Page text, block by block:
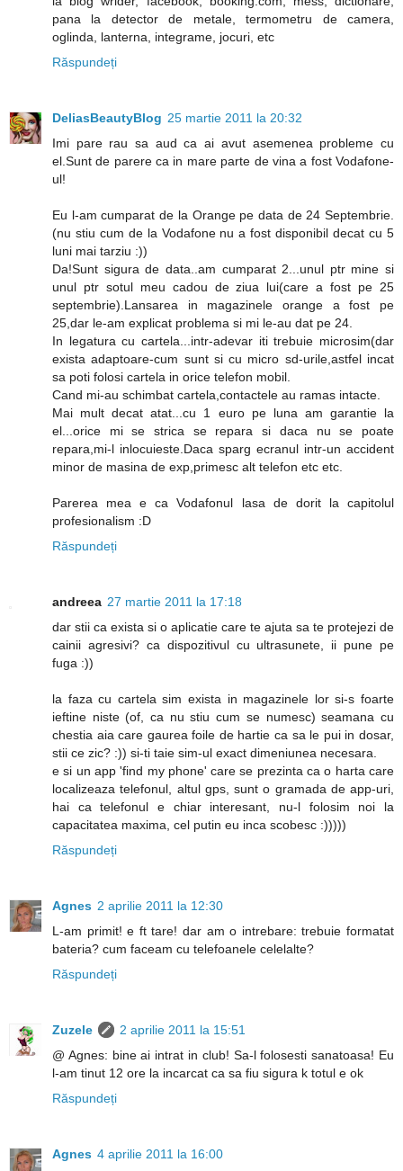
pana la detector de metale, termometru de camera,
oglinda, lanterna, integrame, jocuri, etc
Răspundeți
DeliasBeautyBlog 25 martie 2011 la 20:32
Imi pare rau sa aud ca ai avut asemenea probleme cu
el.Sunt de parere ca in mare parte de vina a fost Vodafone-
ul!
Eu l-am cumparat de la Orange pe data de 24 Septembrie.
(nu stiu cum de la Vodafone nu a fost disponibil decat cu 5
luni mai tarziu :))
Da!Sunt sigura de data..am cumparat 2...unul ptr mine si
unul ptr sotul meu cadou de ziua lui(care a fost pe 25
septembrie).Lansarea in magazinele orange a fost pe
25,dar le-am explicat problema si mi le-au dat pe 24.
In legatura cu cartela...intr-adevar iti trebuie microsim(dar
exista adaptoare-cum sunt si cu micro sd-urile,astfel incat
sa poti folosi cartela in orice telefon mobil.
Cand mi-au schimbat cartela,contactele au ramas intacte.
Mai mult decat atat...cu 1 euro pe luna am garantie la
el...orice mi se strica se repara si daca nu se poate
repara,mi-l inlocuieste.Daca sparg ecranul intr-un accident
minor de masina de exp,primesc alt telefon etc etc.
Parerea mea e ca Vodafonul lasa de dorit la capitolul
profesionalism :D
Răspundeți
andreea 27 martie 2011 la 17:18
dar stii ca exista si o aplicatie care te ajuta sa te protejezi de
cainii agresivi? ca dispozitivul cu ultrasunete, ii pune pe
fuga :))
la faza cu cartela sim exista in magazinele lor si-s foarte
ieftine niste (of, ca nu stiu cum se numesc) seamana cu
chestia aia care gaurea foile de hartie ca sa le pui in dosar,
stii ce zic? :)) si-ti taie sim-ul exact dimeniunea necesara.
e si un app 'find my phone' care se prezinta ca o harta care
localizeaza telefonul, altul gps, sunt o gramada de app-uri,
hai ca telefonul e chiar interesant, nu-l folosim noi la
capacitatea maxima, cel putin eu inca scobesc :)))))
Răspundeți
Agnes 2 aprilie 2011 la 12:30
L-am primit! e ft tare! dar am o intrebare: trebuie formatat
bateria? cum faceam cu telefoanele celelalte?
Răspundeți
Zuzele
2 aprilie 2011 la 15:51
@ Agnes: bine ai intrat in club! Sa-l folosesti sanatoasa! Eu
l-am tinut 12 ore la incarcat ca sa fiu sigura k totul e ok
Răspundeți
Agnes 4 aprilie 2011 la 16:00